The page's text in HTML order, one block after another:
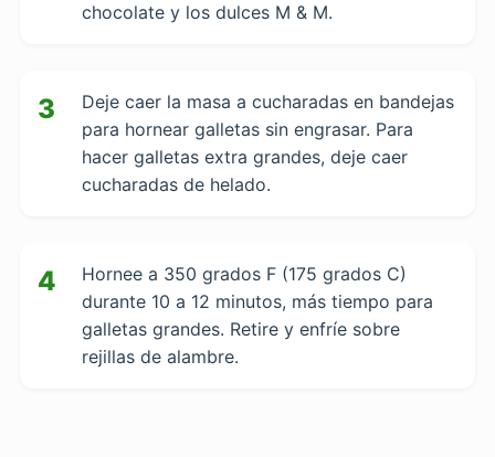
chocolate y los dulces M & M.
3
Deje caer la masa a cucharadas en bandejas
para hornear galletas sin engrasar. Para
hacer galletas extra grandes, deje caer
cucharadas de helado.
4
Hornee a 350 grados F (175 grados C)
durante 10 a 12 minutos, más tiempo para
galletas grandes. Retire y enfríe sobre
rejillas de alambre.